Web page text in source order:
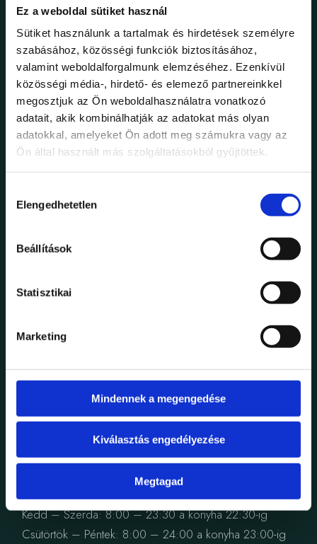
Ez a weboldal sütiket használ
Sütiket használunk a tartalmak és hirdetések személyre
szabásához, közösségi funkciók biztosításához,
valamint weboldalforgalmunk elemzéséhez. Ezenkívül
közösségi média-, hirdető- és elemező partnereinkkel
megosztjuk az Ön weboldalhasználatra vonatkozó
adatait, akik kombinálhatják az adatokat más olyan
adatokkal, amelyeket Ön adott meg számukra vagy az
Ön által használt más szolgáltatásokból gyűjtöttek.
kiválasztása
Elengedhetetlen
Beállítások
Statisztikai
Marketing
Mindennek a megengedése
Kiválasztás engedélyezése
Megtagad
Uncategorized
FOLLOW US
PINTEREST FACEBOOK INSTAGRAM
Piazza Della Signoria, 12
21562 . Firenze . Italy
NYITVATARTÁS
Kedd – Szerda: 8:00 – 23:30 a konyha 22:30-ig
Csütörtök – Péntek: 8:00 – 24:00 a konyha 23:00-ig